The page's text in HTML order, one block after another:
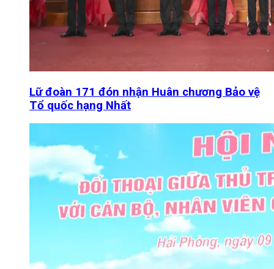
Lữ đoàn 171 đón nhận Huân chương Bảo vệ
Tổ quốc hạng Nhất